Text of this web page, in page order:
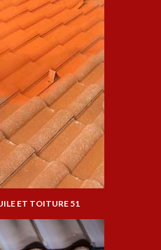
ET TOITURE 51